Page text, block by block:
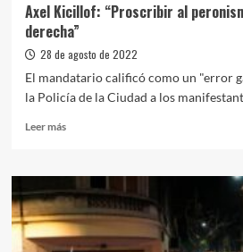
Castelli
y
Presidente
Axel Kicillof: “Proscribir al
derecha”
28 de agosto de 2022
El mandatario calificó como un "error
la Policía de la Ciudad a los
Leer másLeer
Axel
Kicillof:
“Proscribir
al
peronismo